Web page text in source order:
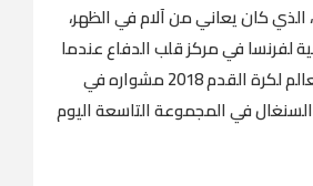
الذي كان ​يعاني من آلام في الظهر،
لفرنسا في مركز قلب الدفاع عندما
يستهل بطل كأس العالم لكرة القدم 2018 مشواره ‌في
​السنغال ‌في ⁠المجموعة ​التاسعة اليوم